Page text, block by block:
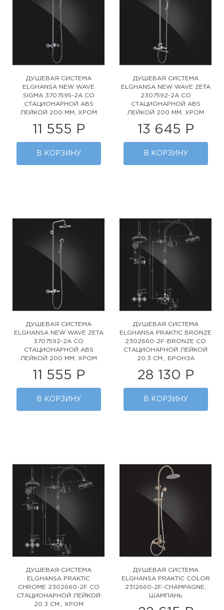
ДУШЕВАЯ СИСТЕМА
ELGHANSA NEW WAVE
SIGMA 3707595-2A СО
СТАЦИОНАРНОЙ ABS
ЛЕЙКОЙ 200 ММ, ХРОМ
11 555 Р
В КОРЗИНУ
ДУШЕВАЯ СИСТЕМА
ELGHANSA NEW WAVE ZETA
2307592-2A СО
СТАЦИОНАРНОЙ ABS
ЛЕЙКОЙ 200 ММ, ХРОМ
13 645 Р
В КОРЗИНУ
ДУШЕВАЯ СИСТЕМА
ELGHANSA NEW WAVE ZETA
3707592-2A СО
СТАЦИОНАРНОЙ ABS
ЛЕЙКОЙ 200 ММ, ХРОМ
11 555 Р
В КОРЗИНУ
ДУШЕВАЯ СИСТЕМА
ELGHANSA PRAKTIC BRONZE
2302660-2F-BRONZE СО
СТАЦИОНАРНОЙ ЛЕЙКОЙ
20.3 СМ., БРОНЗА
28 130 Р
В КОРЗИНУ
ДУШЕВАЯ СИСТЕМА
ELGHANSA PRAKTIC
CHROME 2302660-2F СО
СТАЦИОНАРНОЙ ЛЕЙКОЙ
20.3 СМ., ХРОМ
ДУШЕВАЯ СИСТЕМА
ELGHANSA PRAKTIC COLOR
2312660-2F-CHAMPAGNE,
ШАМПАНЬ